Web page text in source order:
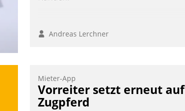
Andreas Lerchner
Mieter-App
Vorreiter setzt erneut auf
Zugpferd